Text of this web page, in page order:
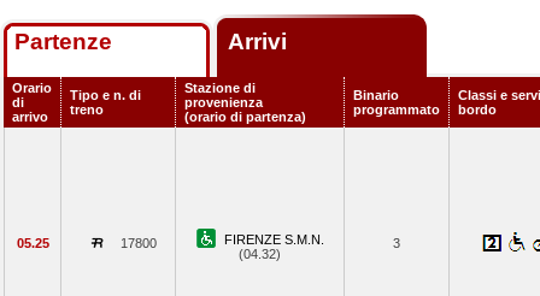
Partenze Arrivi
Orario
di
arrivo
Tipo e n. di
treno
Stazione di
provenienza
(orario di partenza)
Binario
programmato
Classi e
bordo
05.25 17800
FIRENZE S.M.N.
(04.32)
3